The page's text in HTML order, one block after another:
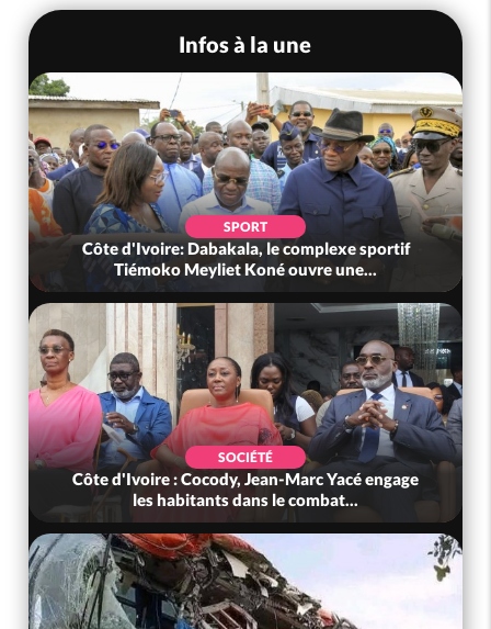
Infos à la une
SPORT
Côte d'Ivoire: Dabakala, le complexe sportif
Tiémoko Meyliet Koné ouvre une...
SOCIÉTÉ
Côte d'Ivoire : Cocody, Jean-Marc Yacé engage
les habitants dans le combat...